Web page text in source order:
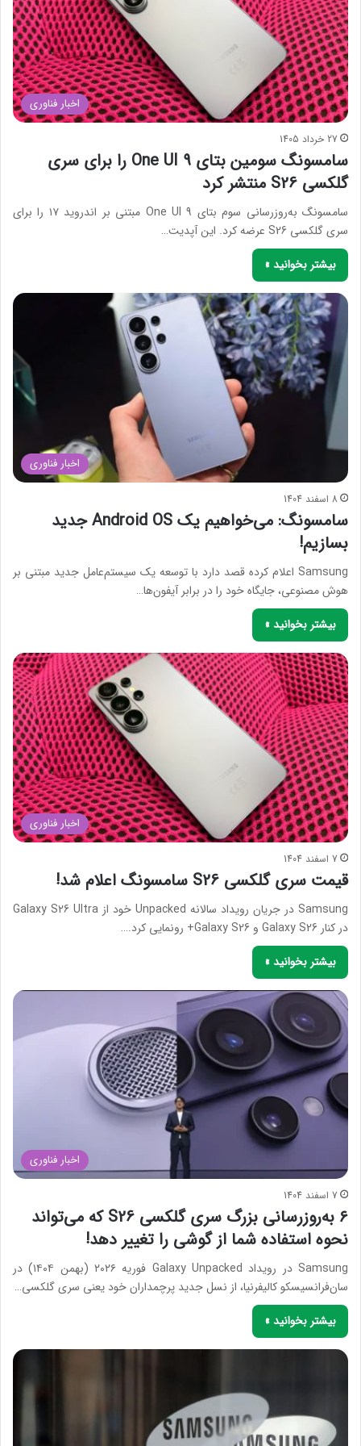
اخبار فناوری
27 خرداد 1405
سامسونگ سومین بتای One UI 9 را برای سری
گلکسی S26 منتشر کرد
سامسونگ به‌روزرسانی سوم بتای One UI 9 مبتنی بر اندروید ۱۷ را برای
سری گلکسی S26 عرضه کرد. این آپدیت…
بیشتر بخوانید »
اخبار فناوری
8 اسفند 1404
سامسونگ: می‌خواهیم یک Android OS جدید
بسازیم!
Samsung اعلام کرده قصد دارد با توسعه یک سیستم‌عامل جدید مبتنی بر
هوش مصنوعی، جایگاه خود را در برابر آیفون‌ها…
بیشتر بخوانید »
اخبار فناوری
7 اسفند 1404
قیمت سری گلکسی S26 سامسونگ اعلام شد!
Samsung در جریان رویداد سالانه Unpacked خود از Galaxy S26 Ultra
در کنار Galaxy S26 و Galaxy S26+ رونمایی کرد.…
بیشتر بخوانید »
اخبار فناوری
7 اسفند 1404
۶ به‌روزرسانی بزرگ سری گلکسی S26 که می‌تواند
نحوه استفاده شما از گوشی را تغییر دهد!
Samsung در رویداد Galaxy Unpacked فوریه ۲۰۲۶ (بهمن ۱۴۰۴) در
سان‌فرانسیسکو کالیفرنیا، از نسل جدید پرچمداران خود یعنی سری گلکسی…
بیشتر بخوانید »